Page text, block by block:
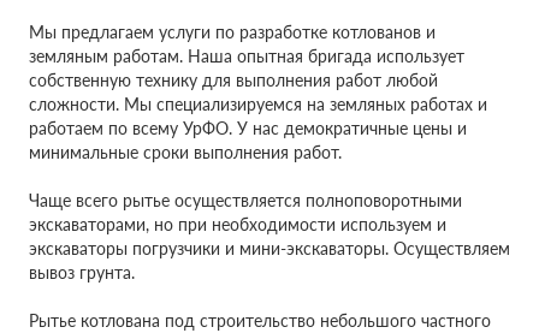
Мы предлагаем услуги по разработке котлованов и
земляным работам. Наша опытная бригада использует
собственную технику для выполнения работ любой
сложности. Мы специализируемся на земляных работах и
работаем по всему УрФО. У нас демократичные цены и
минимальные сроки выполнения работ.
Чаще всего рытье осуществляется полноповоротными
экскаваторами, но при необходимости используем и
экскаваторы погрузчики и мини-экскаваторы. Осуществляем
вывоз грунта.
Рытье котлована под строительство небольшого частного